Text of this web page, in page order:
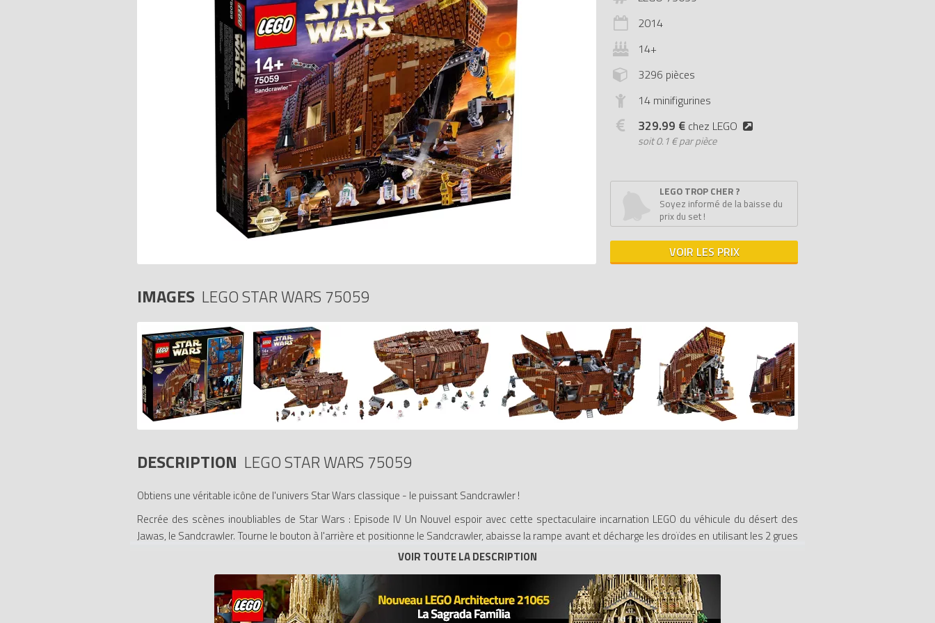
2014
14+
3296 pièces
14 minifigurines
329.99 € chez LEGO
soit0.1 € par pièce
LEGO TROP CHER ?
Soyez informé de la baisse du
prix du set !
VOIR LES PRIX
IMAGES LEGO STAR WARS 75059
DESCRIPTION LEGO STAR WARS 75059
Obtiens une véritable icône de l'univers Star Wars classique - le puissant Sandcrawler !
Recrée des scènes inoubliables de Star Wars : Episode IV Un Nouvel espoir avec cette spectaculaire incarnation LEGO du véhicule du désert des
Jawas, le Sandcrawler. Tourne le bouton à l'arrière et positionne le Sandcrawler, abaisse la rampe avant et décharge les droïdes en utilisant les 2 grues
qui fonctionnent. Luke Skywalker et son oncle, Owen Lars, seront certainement impressionnés par la sélection proposée : il y a R2-D2, un droïde de la
dessus pour découvrir des fonctions géniales à l'intérieur, comme le moteur, le compartiment de rangement, la cabine et plus encore. Il y a même une
moto ultra rapide si les Jawas ont besoin de s'aventurer à l'extérieur.